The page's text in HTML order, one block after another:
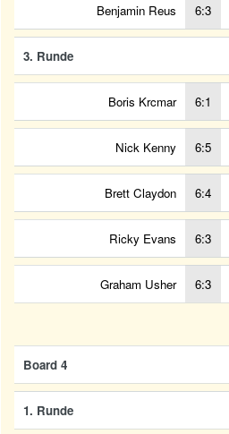
Benjamin Reus 6:3
3. Runde
Boris Krcmar 6:1
Nick Kenny 6:5
Brett Claydon 6:4
Ricky Evans 6:3
Graham Usher 6:3
Board 4
1. Runde